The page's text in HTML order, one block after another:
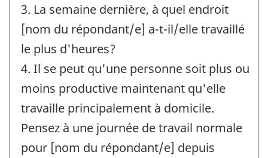
3. La semaine dernière, à quel endroit
[nom du répondant/e] a-t-il/elle travaillé
le plus d'heures?
4. Il se peut qu'une personne soit plus ou
moins productive maintenant qu'elle
travaille principalement à domicile.
Pensez à une journée de travail normale
pour [nom du répondant/e] depuis